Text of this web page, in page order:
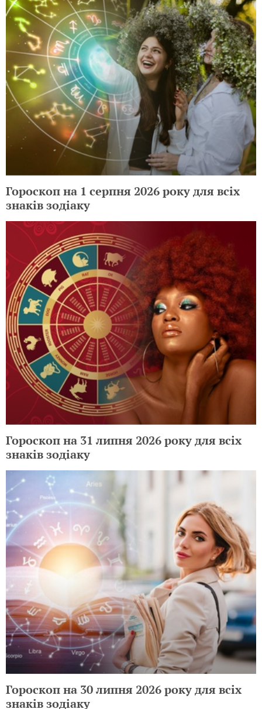
Гороскоп на 1 серпня 2026 року для всіх
знаків зодіаку
Гороскоп на 31 липня 2026 року для всіх
знаків зодіаку
Гороскоп на 30 липня 2026 року для всіх
знаків зодіаку